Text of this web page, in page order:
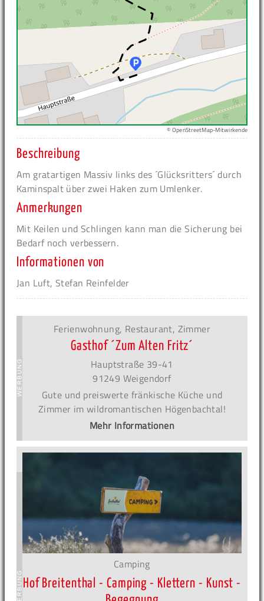
© OpenStreetMap-Mitwirkende
Beschreibung
Am gratartigen Massiv links des ´Glücksritters´ durch
Kaminspalt über zwei Haken zum Umlenker.
Anmerkungen
Mit Keilen und Schlingen kann man die Sicherung bei
Bedarf noch verbessern.
Informationen von
Jan Luft, Stefan Reinfelder
Ferienwohnung, Restaurant, Zimmer
Gasthof ´Zum Alten Fritz´
Hauptstraße 39-41
91249 Weigendorf
Gute und preiswerte fränkische Küche und
Zimmer im wildromantischen Högenbachtal!
Mehr Informationen
Camping
Hof Breitenthal - Camping - Klettern - Kunst -